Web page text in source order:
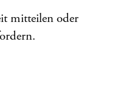
mitteilen oder